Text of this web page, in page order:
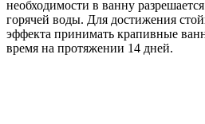
необходимости в ванну
горячей воды. Для достижения
эффекта принимать крапивные
время на протяжении 14 дней.